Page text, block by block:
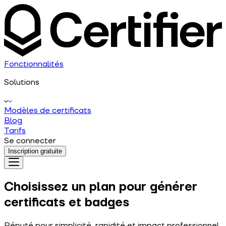
Fonctionnalités
Solutions
Modèles de certificats
Blog
Tarifs
Se connecter
Inscription gratuite
Choisissez un plan pour générer
certificats et badges